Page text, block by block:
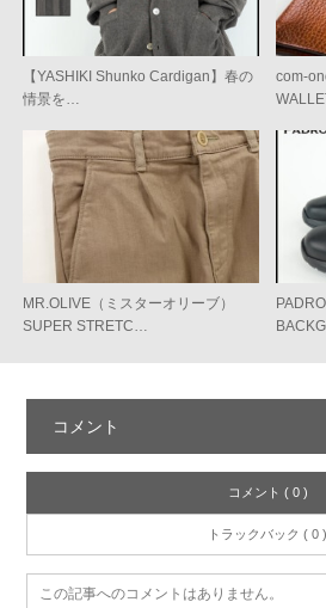
【YASHIKI Shunko Cardigan】春の
情景を…
com-
MR.OLIVE（ミスターオリーブ）
SUPER STRETC…
コメント
コメント ( 0 )
トラックバック ( 0 )
この記事へのコメントはありません。